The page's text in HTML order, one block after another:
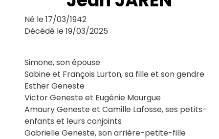
Le Taillan-Médoc
Lormont
Martignas-sur-Jalle
Parempuyre
Pessac
Saint-Aubin-de-Médoc
Saint-Louis-de-Montferrand
Saint-Médard-en-Jalles
Saint-Vincent-de-Paul
Talence
Né le 17/03/1942
Décédé le 19/03/2025
Simone, son épouse
Sabine et François Lurton, sa fille et son gendre
Esther Geneste
Victor Geneste et Eugénie Mourgue
Amaury Geneste et Camille Lafosse, ses petits-
enfants et leurs conjoints
Gabrielle Geneste, son arrière-petite-fille